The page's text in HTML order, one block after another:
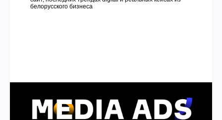
белорусского бизнеса